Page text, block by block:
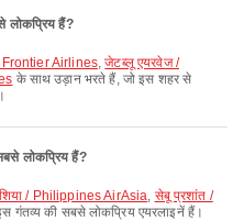
लोकप्रिय हैं?
Frontier Airlines,जेटब्लू एयरवेज /
के साथ उड़ान भरते हैं, जो इस शहर से
लोकप्रिय हैं?
/ Philippines AirAsia, सेबू प्रशांत /
गंतव्य की सबसे लोकप्रिय एयरलाइनें हैं।